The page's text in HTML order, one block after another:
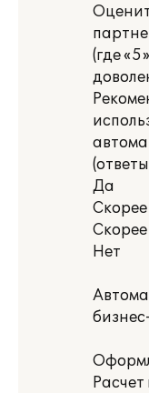
(где
Да
Скорее
Нет